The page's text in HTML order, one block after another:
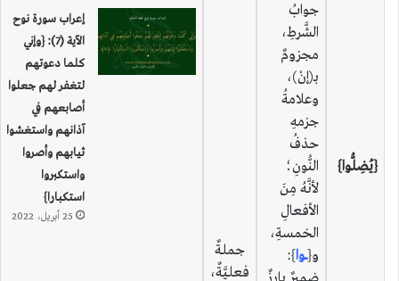
إعراب سورة نوح
الآية (7): {وإني
كلما دعوتهم
لتغفر لهم جعلوا
أصابعهم في
آذانهم واستغشوا
ثيابهم وأصروا
واستكبروا
استكبارا}
25 أبريل، 2022
{يُضِلُّوا}
جوابُ
الشَّرطِ،
مجزومٌ
بـ(إنْ)،
وعلامةُ
جزمهِ
حذفُ
النُّونِ؛
لأنَّهُ مِنَ
الأفعالِ
الخمسةِ،
و{ـــوا}:
جملةٌ
فعليَّةٌ،